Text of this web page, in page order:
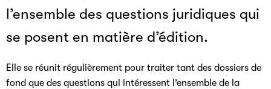
l’ensemble des questions juridiques qui
se posent en matière d’édition.
Elle se réunit régulièrement pour traiter tant des dossiers de
fond que des questions qui intéressent l’ensemble de la